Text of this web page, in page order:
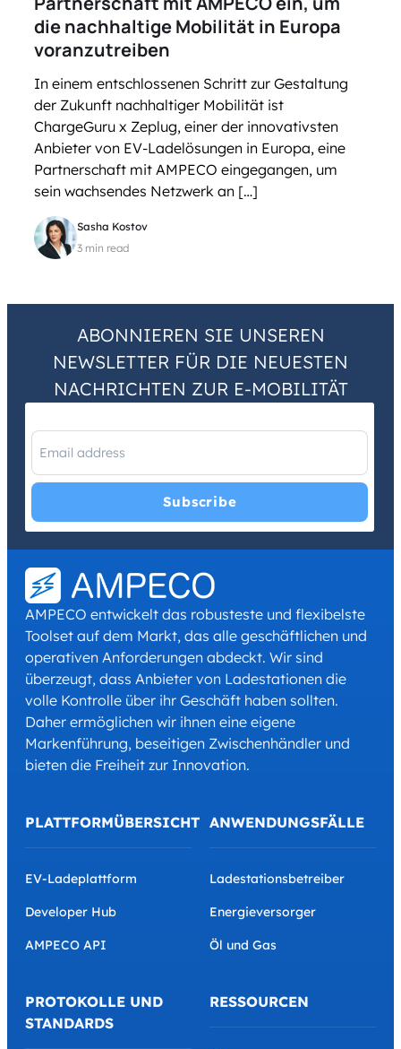
die nachhaltige Mobilität in Europa
voranzutreiben
In einem entschlossenen Schritt zur Gestaltung
der Zukunft nachhaltiger Mobilität ist
ChargeGuru x Zeplug, einer der innovativsten
Anbieter von EV-Ladelösungen in Europa, eine
Partnerschaft mit AMPECO eingegangen, um
sein wachsendes Netzwerk an […]
Sasha Kostov
3 min read
ABONNIEREN SIE UNSEREN
NEWSLETTER FÜR DIE NEUESTEN
NACHRICHTEN ZUR E-MOBILITÄT
I have read and agree with thePrivacy PolicyandTerms and
Conditions.*
AMPECO entwickelt das robusteste und flexibelste
Toolset auf dem Markt, das alle geschäftlichen und
operativen Anforderungen abdeckt. Wir sind
überzeugt, dass Anbieter von Ladestationen die
volle Kontrolle über ihr Geschäft haben sollten.
Daher ermöglichen wir ihnen eine eigene
Markenführung, beseitigen Zwischenhändler und
bieten die Freiheit zur Innovation.
PLATTFORMÜBERSICHT
EV-Ladeplattform
Developer Hub
AMPECO API
PROTOKOLLE UND
STANDARDS
ANWENDUNGSFÄLLE
Ladestationsbetreiber
Energieversorger
Öl und Gas
RESSOURCEN